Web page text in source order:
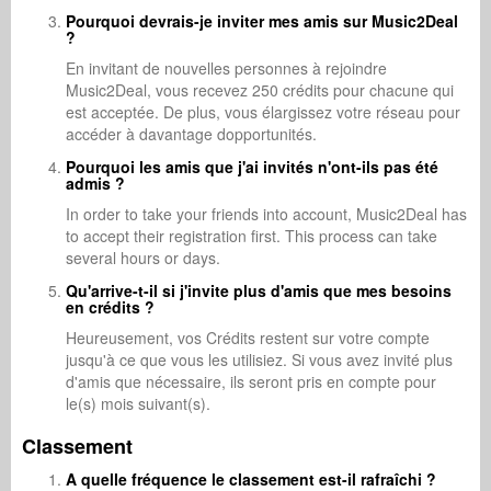
Pourquoi devrais-je inviter mes amis sur Music2Deal
?
En invitant de nouvelles personnes à rejoindre
Music2Deal, vous recevez 250 crédits pour chacune qui
est acceptée. De plus, vous élargissez votre réseau pour
accéder à davantage dopportunités.
Pourquoi les amis que j'ai invités n'ont-ils pas été
admis ?
In order to take your friends into account, Music2Deal has
to accept their registration first. This process can take
several hours or days.
Qu'arrive-t-il si j'invite plus d'amis que mes besoins
en crédits ?
Heureusement, vos Crédits restent sur votre compte
jusqu'à ce que vous les utilisiez. Si vous avez invité plus
d'amis que nécessaire, ils seront pris en compte pour
le(s) mois suivant(s).
Classement
A quelle fréquence le classement est-il rafraîchi ?